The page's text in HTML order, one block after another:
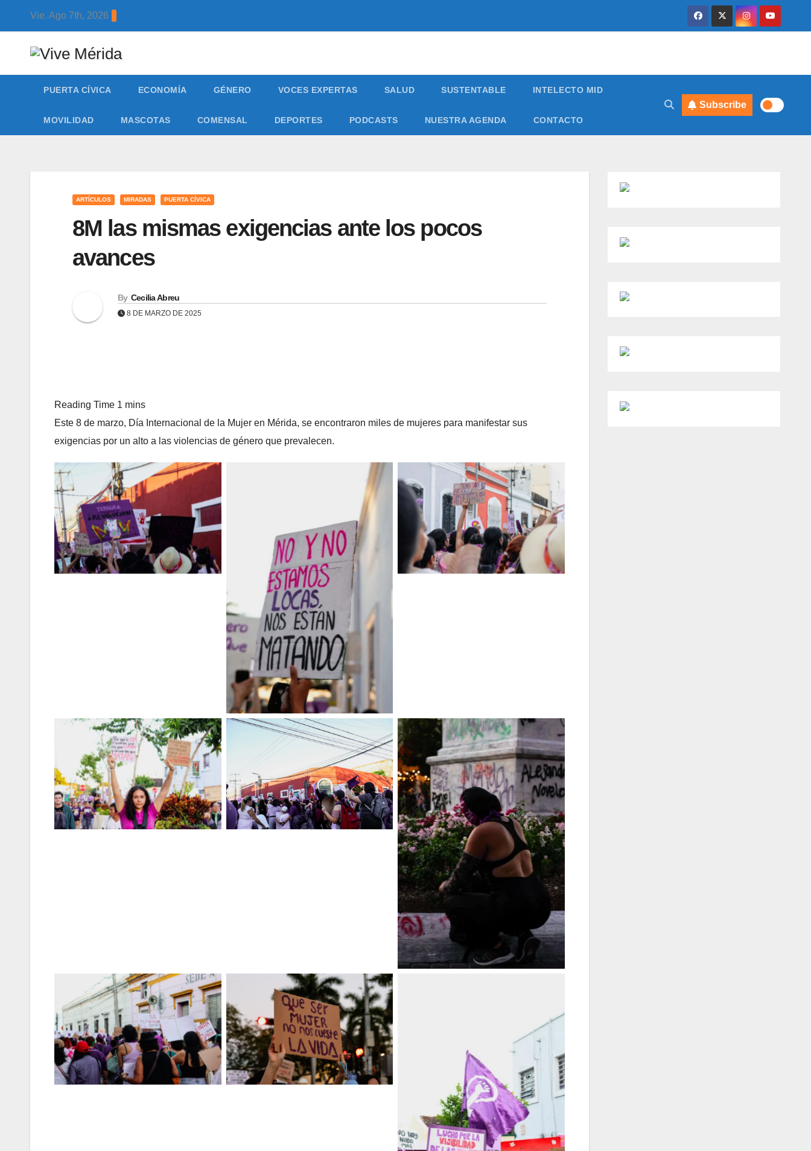
content
Vie. Ago 7th, 2026
PUERTA CÍVICA ECONOMÍA GÉNERO VOCES EXPERTAS SALUD SUSTENTABLE INTELECTO MID
MOVILIDAD MASCOTAS COMENSAL DEPORTES PODCASTS NUESTRA AGENDA CONTACTO
Subscribe
ARTÍCULOS MIRADAS PUERTA CÍVICA
8M las mismas exigencias ante los pocos
avances
By Cecilia Abreu
8 DE MARZO DE 2025
Este 8 de marzo, Día Internacional de la Mujer en Mérida, se encontraron miles de mujeres para manifestar sus
exigencias por un alto a las violencias de género que prevalecen.
Sin leyenda
Sin leyenda
Sin leyenda
Sin leyenda Sin leyenda
Sin leyenda
Sin leyenda Sin leyenda
Sin leyenda